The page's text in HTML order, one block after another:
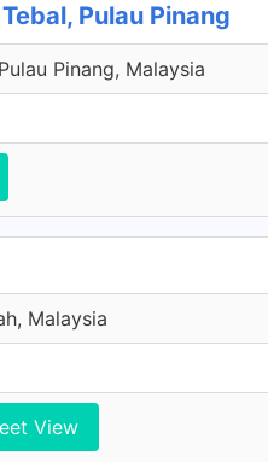
Pulau Pinang
Pinang, Malaysia
Malaysia
View